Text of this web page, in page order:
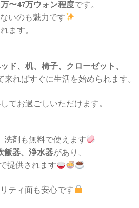
〜47万ウォン程度です。
いのも魅力です
ます。
ド、机、椅子、クローゼット、
ればすぐに生活を始められます。
てお過ごしいただけます。
洗剤も無料で使えます
飯器、浄水器があり、
提供されます
ティ面も安心です